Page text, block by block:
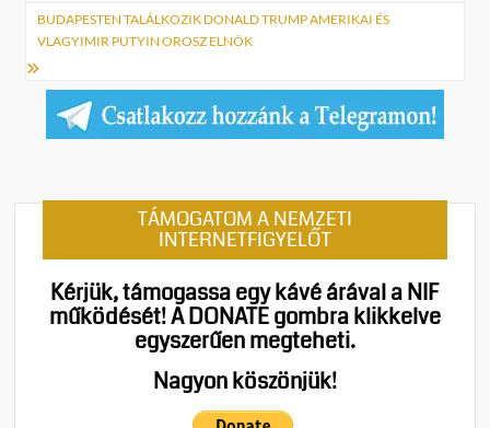
BUDAPESTEN TALÁLKOZIK DONALD TRUMP AMERIKAI ÉS
VLAGYIMIR PUTYIN OROSZ ELNÖK
TÁMOGATOM A NEMZETI
INTERNETFIGYELŐT
Kérjük, támogassa egy kávé árával a NIF
működését!A DONATE gombra klikkelve
egyszerűen megteheti.
Nagyon köszönjük!